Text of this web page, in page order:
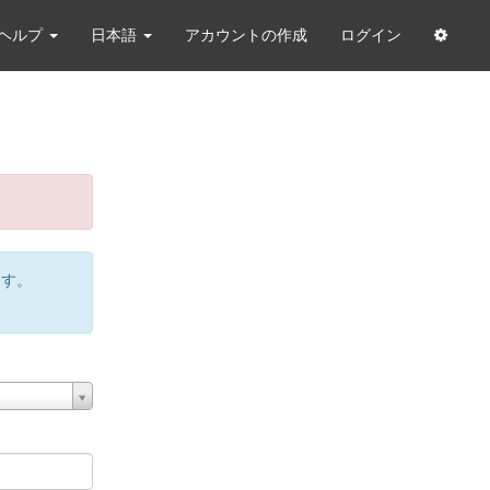
ルプ 日本語 アカウントの作成 ログイン
。